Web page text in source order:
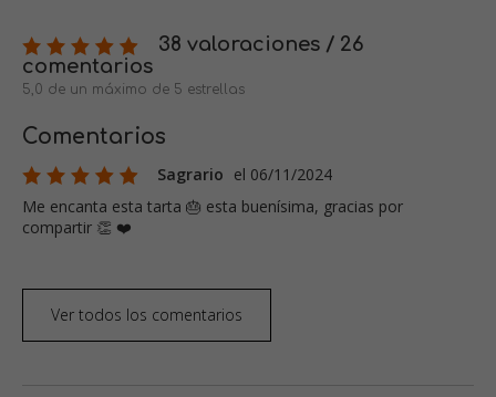
38 valoraciones / 26
comentarios
5,0 de un máximo de 5 estrellas
Comentarios
Sagrario el 06/11/2024
Me encanta esta tarta 🎂 esta buenísima, gracias por
compartir 👏 ❤️
Ver todos los comentarios